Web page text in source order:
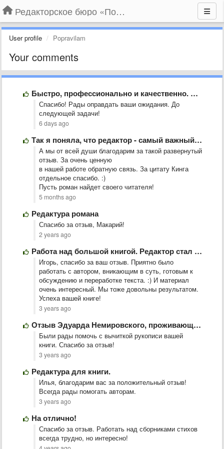
Редакторское бюро «По правилам»
User profile Popravilam
Your comments
Быстро, профессионально и качественно. Я очень доволен результатом. Обязательно буду …
Спасибо! Рады оправдать ваши ожидания. До
следующей задачи!
6 days ago
Так я поняла, что редактор - самый важный человек в …
А мы от всей души благодарим за такой развернутый
отзыв. За очень ценную
в нашей работе обратную связь. За цитату Кинга
отдельное спасибо. :)
Пусть роман найдет своего читателя!
5 months ago
Редактура романа
Спасибо за отзыв, Макарий!
2 years ago
Работа над большой книгой. Редактор стал моим полноценным соавтором
Игорь, спасибо за ваш отзыв. Приятно было
работать с автором, вникающим в суть, готовым к
обсуждению и переработке текста. :) И материал
очень интересный. Мы тоже довольны результатом.
Успеха вашей книге!
3 years ago
Отзыв Эдуарда Немировского, проживающего в Нью-Йорке
Были рады помочь с вычиткой рукописи вашей
книги. Спасибо за отзыв!
3 years ago
Редактура для книги.
Илья, благодарим вас за положительный отзыв!
Всегда рады помогать авторам.
3 years ago
На отлично!
Спасибо за отзыв. Работать над сборниками стихов
всегда трудно, но интересно!